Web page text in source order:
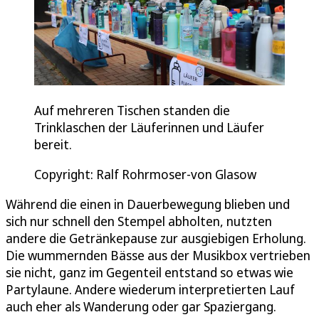
Auf mehreren Tischen standen die
Trinklaschen der Läuferinnen und Läufer
bereit.
Copyright: Ralf Rohrmoser-von Glasow
Während die einen in Dauerbewegung blieben und
sich nur schnell den Stempel abholten, nutzten
andere die Getränkepause zur ausgiebigen Erholung.
Die wummernden Bässe aus der Musikbox vertrieben
sie nicht, ganz im Gegenteil entstand so etwas wie
Partylaune. Andere wiederum interpretierten Lauf
auch eher als Wanderung oder gar Spaziergang.